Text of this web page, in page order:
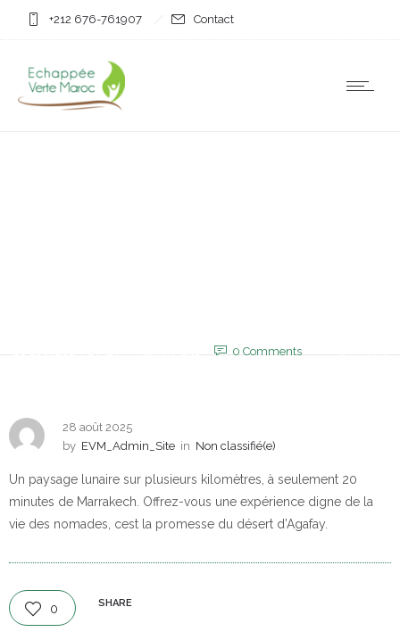
+212 676-761907 Contact
0 Comments
28 août 2025
by EVM_Admin_Site in Non classifié(e)
Un paysage lunaire sur plusieurs kilomètres, à seulement 20
minutes de Marrakech. Offrez-vous une expérience digne de la
vie des nomades, cest la promesse du désert d’Agafay.
0 SHARE